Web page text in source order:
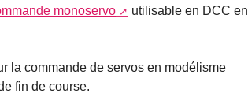
monoservo
utilisable en DCC en
la commande de servos en modélisme
fin de course.